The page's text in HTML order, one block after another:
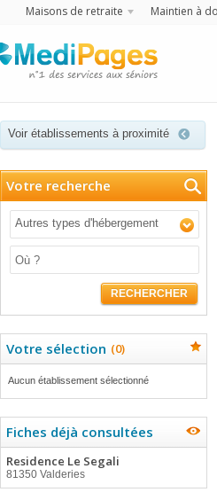
Maisons de retraite Maintien à
Voir établissements à proximité
Votre recherche
Autres types d'hébergement
RECHERCHER
Votre sélection (0)
Aucun établissement sélectionné
Fiches déjà consultées
Residence Le Segali
81350 Valderies